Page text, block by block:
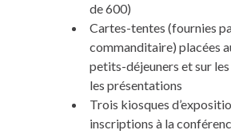
de 600)
Cartes-tentes (fournies
commanditaire) placées
petits-déjeuners et sur
les présentations
Trois kiosques
inscriptions à la